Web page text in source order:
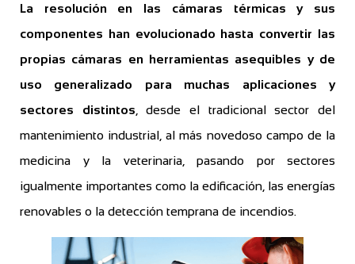
La resolución en las cámaras térmicas y sus
componentes han evolucionado hasta convertir las
propias cámaras en herramientas asequibles y de
uso generalizado para muchas aplicaciones y
sectores distintos , desde el tradicional sector del
mantenimiento industrial, al más novedoso campo de la
medicina y la veterinaria, pasando por sectores
igualmente importantes como la edificación, las energías
renovables o la detección temprana de incendios.